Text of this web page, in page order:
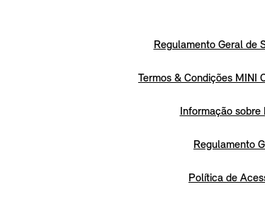
Regulamento Geral de
Termos & Condições MINI
Informação sobre
Regulamento
Política de